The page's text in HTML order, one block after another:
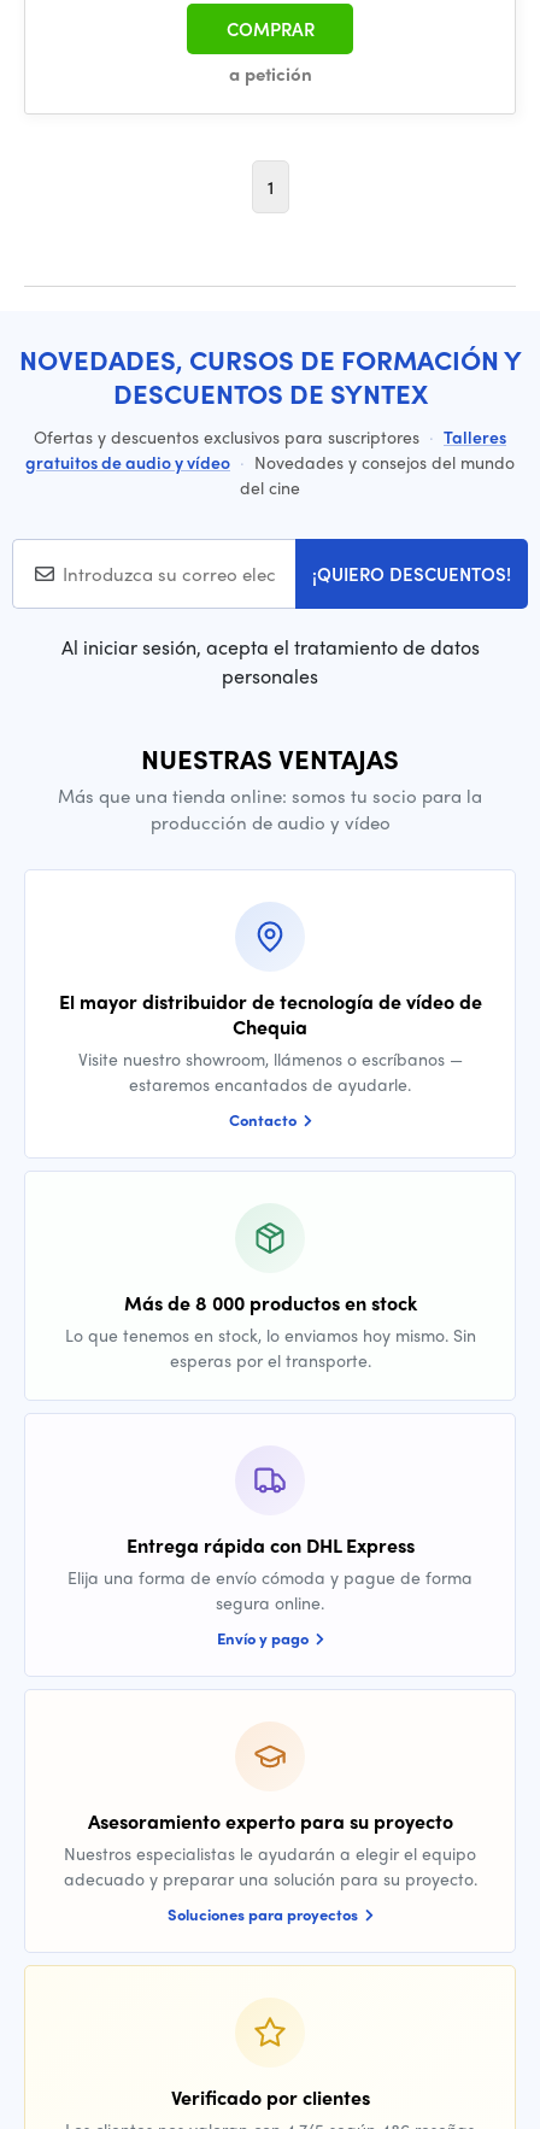
a petición
COMPRAR
1
NOVEDADES, CURSOS DE FORMACIÓN Y
DESCUENTOS DE SYNTEX
Ofertas y descuentos exclusivos para suscriptores · Talleres
gratuitos de audio y vídeo · Novedades y consejos del mundo
del cine
¡QUIERO DESCUENTOS!
Al iniciar sesión, acepta el tratamiento de datos
personales
NUESTRAS VENTAJAS
Más que una tienda online: somos tu socio para la
producción de audio y vídeo
El mayor distribuidor de tecnología de vídeo de
Chequia
Visite nuestro showroom, llámenos o escríbanos —
estaremos encantados de ayudarle.
Contacto
Más de 8 000 productos en stock
Lo que tenemos en stock, lo enviamos hoy mismo. Sin
esperas por el transporte.
Entrega rápida con DHL Express
Elija una forma de envío cómoda y pague de forma
segura online.
Envío y pago
Asesoramiento experto para su proyecto
Nuestros especialistas le ayudarán a elegir el equipo
adecuado y preparar una solución para su proyecto.
Soluciones para proyectos
Verificado por clientes